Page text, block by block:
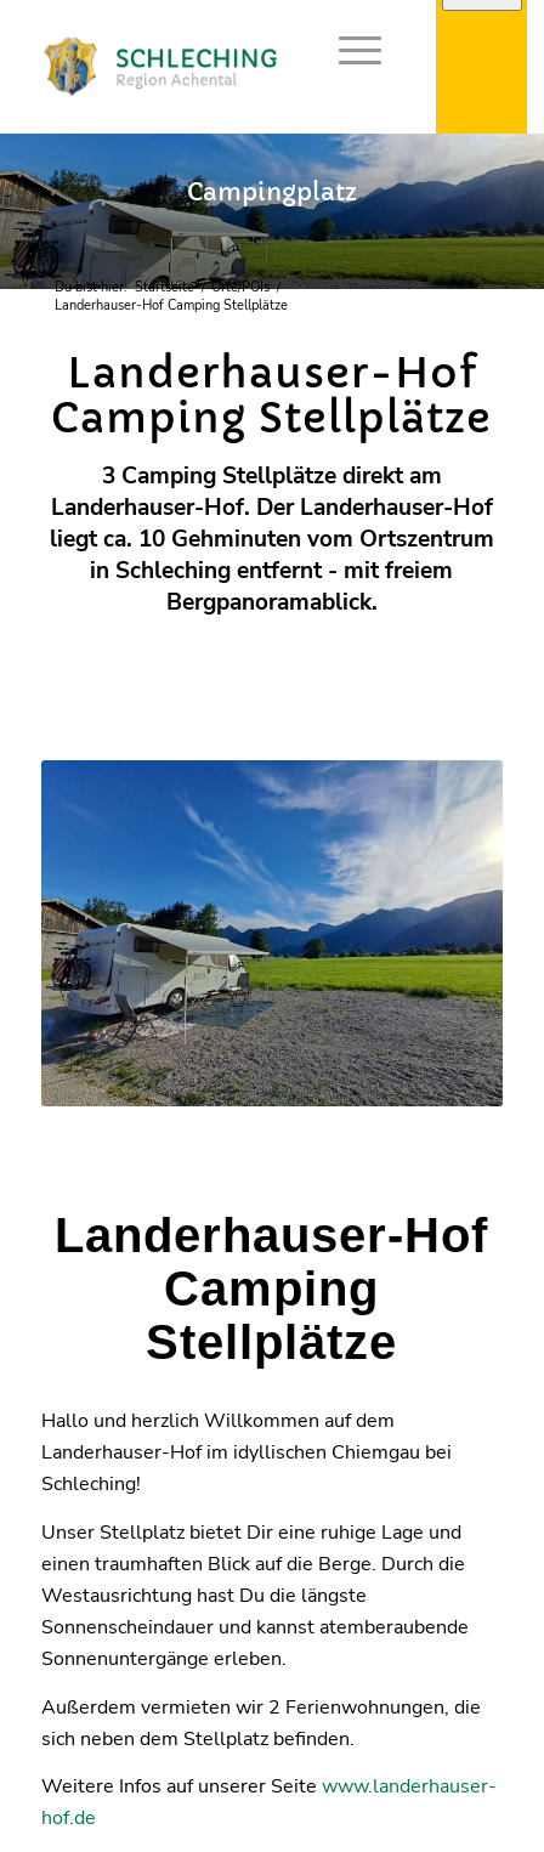
Du bist hier: Startseite / Orte/POIs /
Landerhauser-Hof Camping Stellplätze
Campingplatz
Landerhauser-Hof
Camping Stellplätze
3 Camping Stellplätze direkt am
Landerhauser-Hof. Der Landerhauser-Hof
liegt ca. 10 Gehminuten vom Ortszentrum
in Schleching entfernt - mit freiem
Bergpanoramablick.
Landerhauser-Hof
Camping
Stellplätze
Hallo und herzlich Willkommen auf dem
Landerhauser-Hof im idyllischen Chiemgau bei
Schleching!
Unser Stellplatz bietet Dir eine ruhige Lage und
einen traumhaften Blick auf die Berge. Durch die
Westausrichtung hast Du die längste
Sonnenscheindauer und kannst atemberaubende
Sonnenuntergänge erleben.
Außerdem vermieten wir 2 Ferienwohnungen, die
sich neben dem Stellplatz befinden.
Weitere Infos auf unserer Seite www.landerhauser-
hof.de